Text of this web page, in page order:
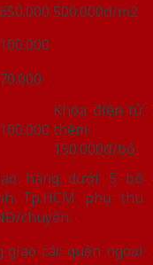
650.000 500.000đ/m2
100.000
70.000
100.000
Khóa điện tử
thêm
150.000đ/bộ
hàng dưới 5 bộ
Tp.HCM phụ thu
chuyến.
giao các quận ngoại